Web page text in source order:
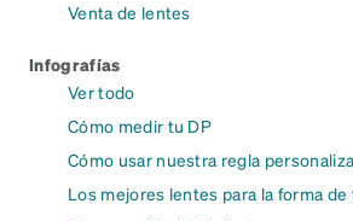
Venta de lentes
Infografías
Ver todo
Cómo medir tu DP
Cómo usar nuestra regla
Los mejores lentes para la forma